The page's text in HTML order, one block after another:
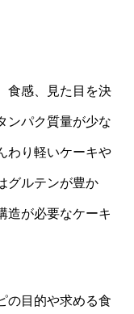
食感、見た目を決
ンパク質量が少な
わり軽いケーキや
グルテンが豊か
造が必要なケーキ
の目的や求める食